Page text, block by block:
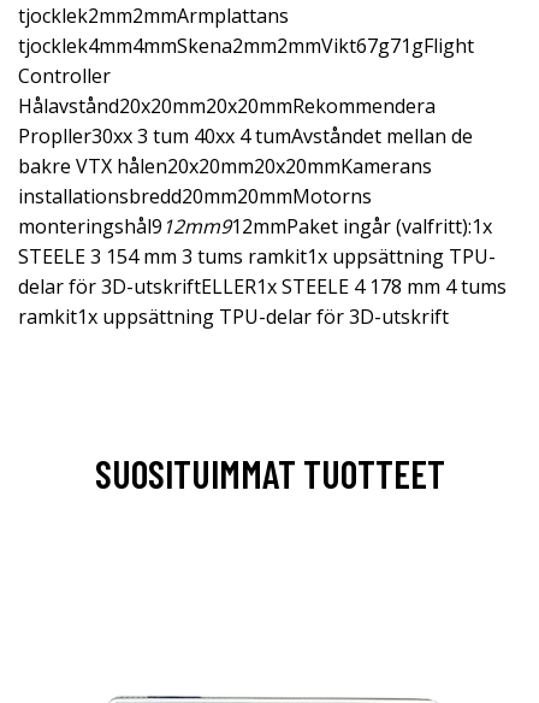
tjocklek2mm2mmArmplattans
tjocklek4mm4mmSkena2mm2mmVikt67g71gFlight
Controller
Hålavstånd20x20mm20x20mmRekommendera
Propller30xx 3 tum 40xx 4 tumAvståndet mellan de
bakre VTX hålen20x20mm20x20mmKamerans
installationsbredd20mm20mmMotorns
monteringshål9 12mm912mmPaket ingår (valfritt):1x
STEELE 3 154 mm 3 tums ramkit1x uppsättning TPU-
delar för 3D-utskriftELLER1x STEELE 4 178 mm 4 tums
ramkit1x uppsättning TPU-delar för 3D-utskrift
SUOSITUIMMAT TUOTTEET